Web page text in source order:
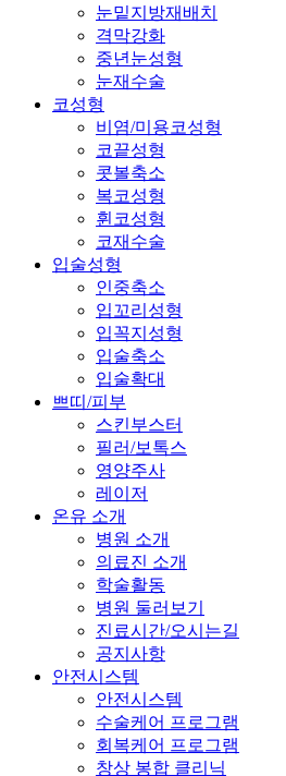
눈밑지방재배치
격막강화
중년눈성형
눈재수술
코성형
비염/미용코성형
코끝성형
콧볼축소
복코성형
휜코성형
코재수술
입술성형
인중축소
입꼬리성형
입꼭지성형
입술축소
입술확대
쁘띠/피부
스킨부스터
필러/보톡스
영양주사
레이저
온유 소개
병원 소개
의료진 소개
학술활동
병원 둘러보기
진료시간/오시는길
공지사항
안전시스템
안전시스템
수술케어 프로그램
회복케어 프로그램
창상 봉합 클리닉